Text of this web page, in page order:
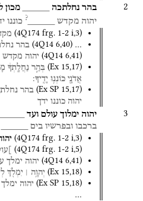
2 בהר נחלתכה מכון
יהוה מקדש ? כוננו
(4Q174 frg. 1-2 i,3)
…
(4Q14 6,40) בהר
(4Q14 6,41) יהוה מקדש
(Ex 15,17) בְּהַ֣ר נַחֲלָֽתְךָ֔
אֲדֹנָ֖י כּוֹנְנ֥וּ יָדֶֽיךָ׃
(Ex SP 15,17) בהר
יהוה כוננו ידך
3 יהוה ימלוך עולם ועד
ברכבו ובפרשיו בים
(4Q174 frg. 1-2 i,3)
(4Q174 frg. 1-2 i,5)
(4Q14 6,41) יהוה ימלך
(Ex 15,18) יְהוָ֥ה ׀ יִמְלֹ֖ךְ
(Ex SP 15,18) יהוה ימלך
…